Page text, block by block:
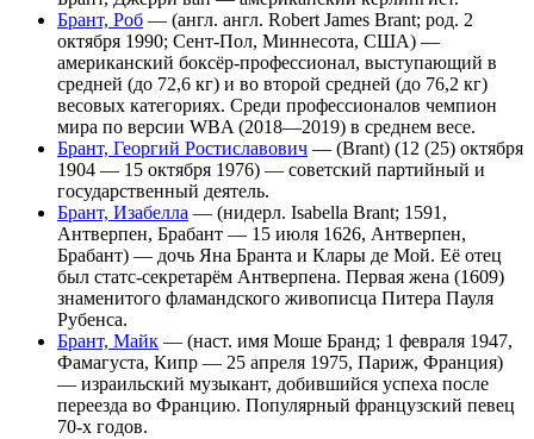
Брант, Роб — (англ. англ. Robert James Brant; род. 2
октября 1990; Сент-Пол, Миннесота, США) —
американский боксёр-профессионал, выступающий в
средней (до 72,6 кг) и во второй средней (до 76,2 кг)
весовых категориях. Среди профессионалов чемпион
мира по версии WBA (2018—2019) в среднем весе.
Брант, Георгий Ростиславович — (Brant) (12 (25) октября
1904 — 15 октября 1976) — советский партийный и
государственный деятель.
Брант, Изабелла — (нидерл. Isabella Brant; 1591,
Антверпен, Брабант — 15 июля 1626, Антверпен,
Брабант) — дочь Яна Бранта и Клары де Мой. Её отец
был статс-секретарём Антверпена. Первая жена (1609)
знаменитого фламандского живописца Питера Пауля
Рубенса.
Брант, Майк — (наст. имя Моше Бранд; 1 февраля 1947,
Фамагуста, Кипр — 25 апреля 1975, Париж, Франция)
— израильский музыкант, добившийся успеха после
переезда во Францию. Популярный французский певец
70-х годов.